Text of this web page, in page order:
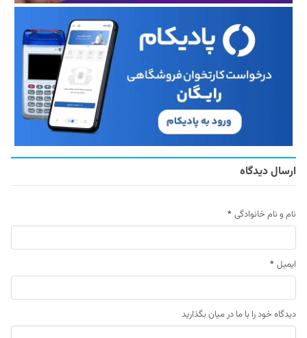
ارسال دیدگاه
نام و نام خانوادگی *
ایمیل *
دیدگاه خود را با ما در میان بگذارید